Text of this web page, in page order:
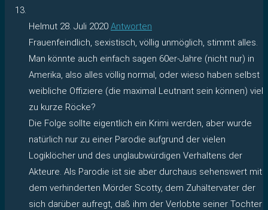
Helmut 28. Juli 2020 Antworten
Frauenfeindlich, sexistisch, völlig unmöglich, stimmt alles.
Man könnte auch einfach sagen 60er-Jahre (nicht nur) in
Amerika, also alles völlig normal, oder wieso haben selbst
weibliche Offiziere (die maximal Leutnant sein können) viel
zu kurze Röcke?
Die Folge sollte eigentlich ein Krimi werden, aber wurde
natürlich nur zu einer Parodie aufgrund der vielen
Logiklöcher und des unglaubwürdigen Verhaltens der
Akteure. Als Parodie ist sie aber durchaus sehenswert mit
dem verhinderten Mörder Scotty, dem Zuhältervater der
sich darüber aufregt, daß ihm der Verlobte seiner Tochter